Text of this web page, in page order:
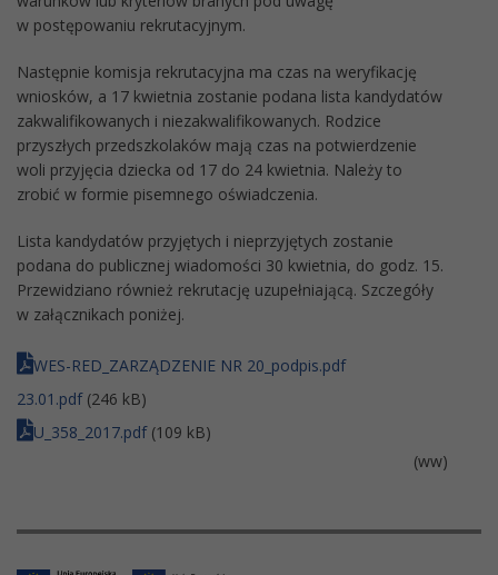
w postępowaniu rekrutacyjnym.
Następnie komisja rekrutacyjna ma czas na weryfikację
wniosków, a 17 kwietnia zostanie podana lista kandydatów
zakwalifikowanych i niezakwalifikowanych. Rodzice
przyszłych przedszkolaków mają czas na potwierdzenie
woli przyjęcia dziecka od 17 do 24 kwietnia. Należy to
zrobić w formie pisemnego oświadczenia.
Lista kandydatów przyjętych i nieprzyjętych zostanie
podana do publicznej wiadomości 30 kwietnia, do godz. 15.
Przewidziano również rekrutację uzupełniającą. Szczegóły
w załącznikach poniżej.
WES-RED_ZARZĄDZENIE NR 20_podpis.pdf
23.01.pdf(246 kB)
U_358_2017.pdf(109 kB)
(ww)